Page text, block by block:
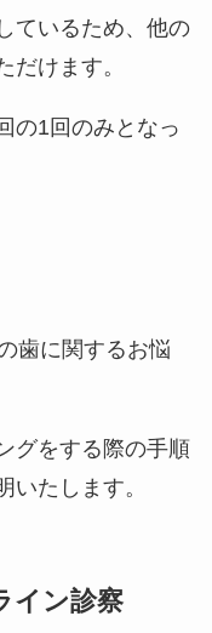
ているため、他の
だけます。
の1回のみとなっ
歯に関するお悩
グをする際の手順
いたします。
イン診察